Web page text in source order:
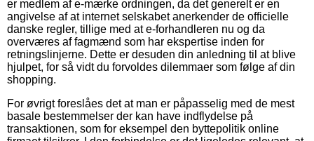
er medlem af e-mærke ordningen, da det generelt er en
angivelse af at internet selskabet anerkender de officielle
danske regler, tillige med at e-forhandleren nu og da
overværes af fagmænd som har ekspertise inden for
retningslinjerne. Dette er desuden din anledning til at blive
hjulpet, for så vidt du forvoldes dilemmaer som følge af din
shopping.
For øvrigt foreslåes det at man er påpasselig med de mest
basale bestemmelser der kan have indflydelse på
transaktionen, som for eksempel den byttepolitik online